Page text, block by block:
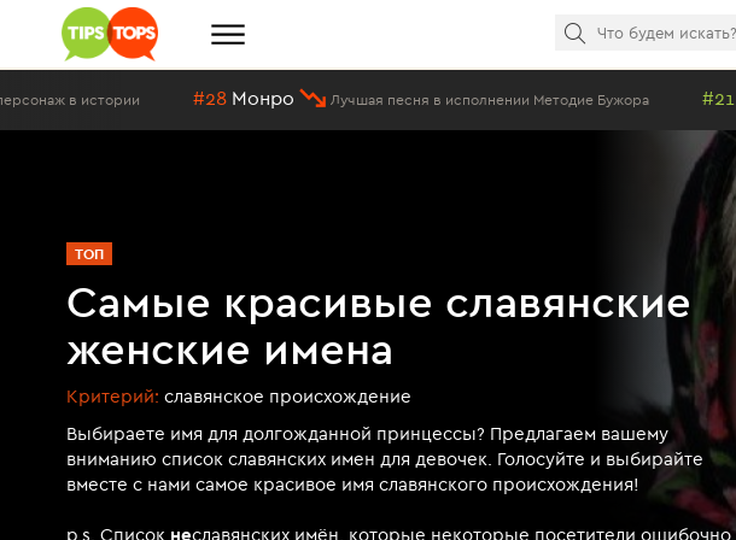
#28 Монро Лучшая песня в исполнении Методие Бужора #21 Елена Ваенга
ТОП
Самые красивые славянские
женские имена
Критерий: славянское происхождение
Выбираете имя для долгожданной принцессы? Предлагаем вашему
вниманию список славянских имен для девочек. Голосуйте и выбирайте
вместе с нами самое красивое имя славянского происхождения!
p.s. Список неславянских имён, которые некоторые посетители ошибочно